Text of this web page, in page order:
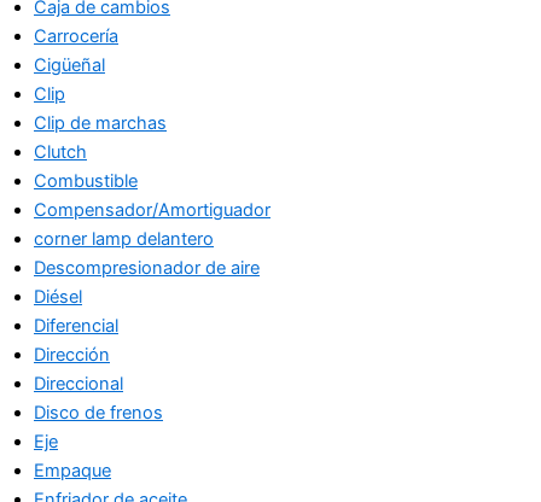
Caja de cambios
Carrocería
Cigüeñal
Clip
Clip de marchas
Clutch
Combustible
Compensador/Amortiguador
corner lamp delantero
Descompresionador de aire
Diésel
Diferencial
Dirección
Direccional
Disco de frenos
Eje
Empaque